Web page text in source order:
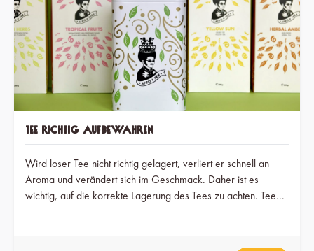
Tee richtig aufbewahren
Wird loser Tee nicht richtig gelagert, verliert er schnell an
Aroma und verändert sich im Geschmack. Daher ist es
wichtig, auf die korrekte Lagerung des Tees zu achten. Tee